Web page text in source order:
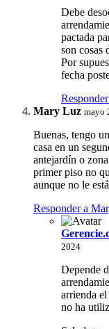
Debe
pactada
son cosas
Por
fecha
Mary Luz mayo
Buenas, tengo
casa en un
antejardín o
primer piso no
aunque no le
Responder a
2024
Depende
arrienda
no ha